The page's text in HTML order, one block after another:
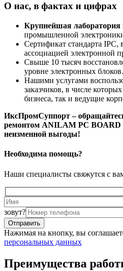
О нас, в фактах и цифрах
Крупнейшая лаборатория
промышленной
Сертификат стандарта
ассоциацией электронной
Свыше 10 тысяч
уровне электронных блоков.
Нашими услугами
заказчиков, в числе
бизнеса, так и ведущие
ИксПромСуппорт –
ремонтом ANILAM PC BOARD
неизменной выгоды!
Необходима помощь?
Наши специалисты свяжутся с
зовут?
Нажимая на кнопку, вы
персональных данных
Преимущества